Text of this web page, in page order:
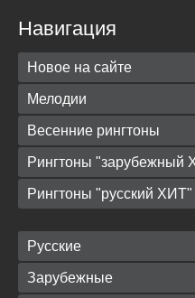
Навигация
Новое на сайте
Мелодии
Весенние рингтоны
Рингтоны "зарубежный
Рингтоны "русский ХИТ"
Русские
Зарубежные